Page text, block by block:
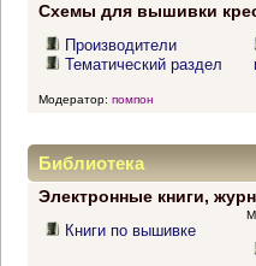
Схемы для вышивки
Производители
Тематический раздел
Модератор: помпон
Библиотека
Электронные книги,
Книги по вышивке